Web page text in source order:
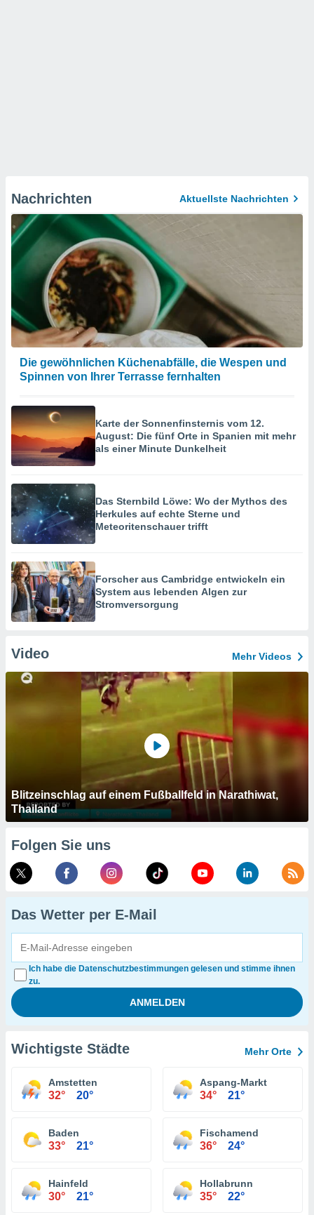
Nachrichten Aktuellste Nachrichten
Die gewöhnlichen Küchenabfälle, die Wespen und
Spinnen von Ihrer Terrasse fernhalten
Karte der Sonnenfinsternis vom 12.
August: Die fünf Orte in Spanien mit mehr
als einer Minute Dunkelheit
Das Sternbild Löwe: Wo der Mythos des
Herkules auf echte Sterne und
Meteoritenschauer trifft
Forscher aus Cambridge entwickeln ein
System aus lebenden Algen zur
Stromversorgung
Video Mehr Videos
Blitzeinschlag auf einem Fußballfeld in Narathiwat,
Thailand
Folgen Sie uns
Das Wetter per E-Mail
Ich habe die Datenschutzbestimmungen gelesen und stimme ihnen
zu.
Wichtigste Städte Mehr Orte
Amstetten
32° 20°
Aspang-Markt
34° 21°
Baden
33° 21°
Fischamend
36° 24°
Hainfeld
30° 21°
Hollabrunn
35° 22°